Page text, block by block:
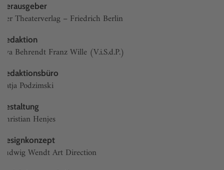
Herausgeber
Der Theaterverlag – Friedrich Berlin
Redaktion
Eva Behrendt Franz Wille (V.i.S.d.P.)
Redaktionsbüro
Katja Podzimski
Gestaltung
Christian Henjes
Designkonzept
Ludwig Wendt Art Direction